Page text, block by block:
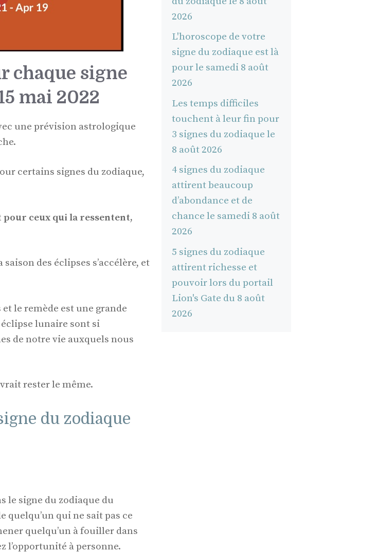
chaque signe
mai 2022
une prévision astrologique
certains signes du zodiaque,
ceux qui la ressentent,
des éclipses s’accélère, et
le remède est une grande
lunaire sont si
de notre vie auxquels nous
rester le même.
du zodiaque
le signe du zodiaque du
quelqu’un qui ne sait pas ce
quelqu’un à fouiller dans
l’opportunité à personne.
2026
L'horoscope de votre
signe du zodiaque est là
pour le samedi 8 août
2026
Les temps difficiles
touchent à leur fin pour
3 signes du zodiaque le
8 août 2026
4 signes du zodiaque
attirent beaucoup
d’abondance et de
chance le samedi 8 août
2026
5 signes du zodiaque
attirent richesse et
pouvoir lors du portail
Lion's Gate du 8 août
2026